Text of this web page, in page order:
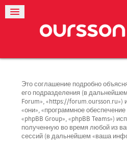
Это соглашение подробно
его подразделения (в
Forum», «https://
«они», «программное обеспечение
«phpBB Group», «phpBB Teams»)
полученную во время любой из
сессий (в дальнейшем «ваша